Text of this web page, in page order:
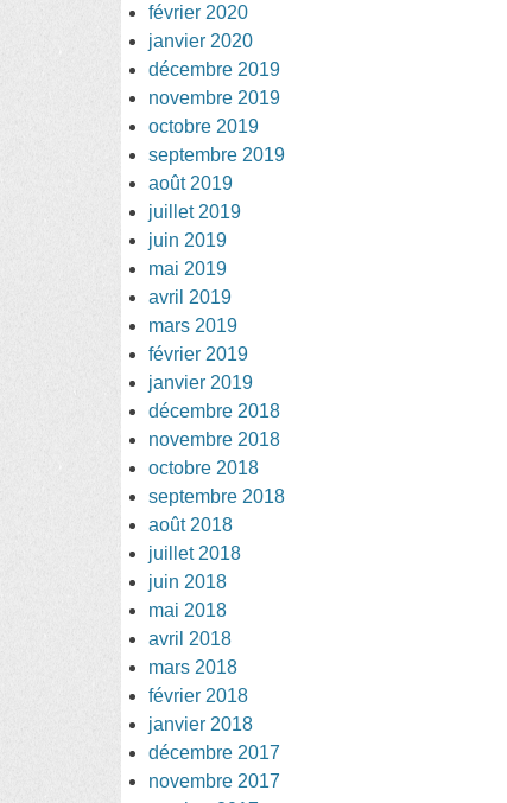
février 2020
janvier 2020
décembre 2019
novembre 2019
octobre 2019
septembre 2019
août 2019
juillet 2019
juin 2019
mai 2019
avril 2019
mars 2019
février 2019
janvier 2019
décembre 2018
novembre 2018
octobre 2018
septembre 2018
août 2018
juillet 2018
juin 2018
mai 2018
avril 2018
mars 2018
février 2018
janvier 2018
décembre 2017
novembre 2017